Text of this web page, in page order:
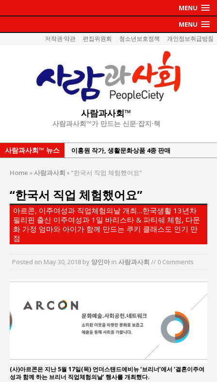
MENU
MENU
저작권·약관 편집위원회 청소년보호정책 개인정보취급방침
사람과사회™
사람과사회™가 만드는 신문·잡지·책
사람과사회™ 뉴스
통일 지향 2국가론: 한반도 평화의 새로운 길
서울방산보안협의회, 방산기술보호·공급망 보안
세미나 개최
서효석 충청향우회중앙회 총재 취임 논란 확산
지방의회 공약은 ‘빛 좋은 개살구’인가?
창동 다우아트리체 ‘3년의 멈춤’…채권자들이 강산
해 장기화”…강산건설 규탄 집회
이홍원 작가, 생활문화상품 4종 판매
Home »사람과사회 »“한국서 직업 체험했어요”
“한국서 직업 체험했어요”
아르콘, 이주여성과 직업체험의날 개최…한국생활 13년차
필리핀 출신 이주여성과 1일 바리스타 & 파티쉐 체험, 다문
화 가정 엄마와 아이가 함께 만드는 쿠키 클래스도 인기 만
점
Posted on May 30, 2018 by 양인아 in 사람과사회 // 0 Comments
(사)아르콘은 지난 5월 17일(목) 언더스탠드에비뉴 ‘브리너’에서 ‘결혼이주여
성과 함께 하는 브리너 직업체험의날’ 행사를 개최했다.